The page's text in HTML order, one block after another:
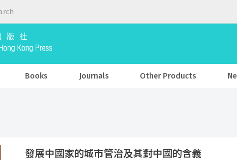
Books Journals Other Products
發展中國家的城市管治及其對中國的含義